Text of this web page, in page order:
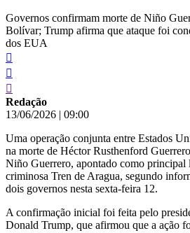
Governos confirmam morte de Niño
Bolívar; Trump afirma que ataque foi
dos EUA
Redação
13/06/2026 | 09:00
Uma operação conjunta entre Estados
na morte de Héctor Rusthenford
Niño Guerrero, apontado como principal
criminosa Tren de Aragua, segundo
dois governos nesta sexta-feira 12.
A confirmação inicial foi feita pelo
Donald Trump, que afirmou que a ação